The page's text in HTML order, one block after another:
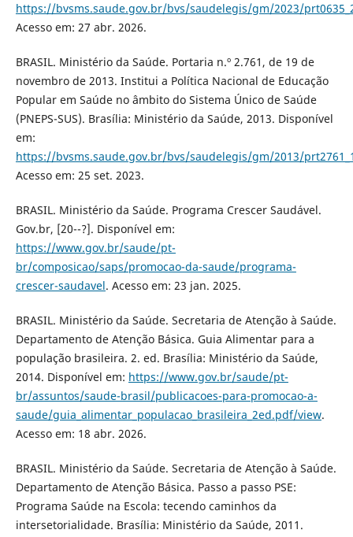
https://bvsms.saude.gov.br/bvs/saudelegis/gm/2023/
Acesso em: 27 abr. 2026.
BRASIL. Ministério da Saúde. Portaria n.º 2.761, de 19 de
novembro de 2013. Institui a Política Nacional de Educação
Popular em Saúde no âmbito do Sistema Único de Saúde
(PNEPS-SUS). Brasília: Ministério da Saúde, 2013. Disponível
em:
https://bvsms.saude.gov.br/bvs/saudelegis/gm/2013/
Acesso em: 25 set. 2023.
BRASIL. Ministério da Saúde. Programa Crescer Saudável.
Gov.br, [20--?]. Disponível em:
https://www.gov.br/saude/pt-
br/composicao/saps/promocao-da-saude/programa-
crescer-saudavel. Acesso em: 23 jan. 2025.
BRASIL. Ministério da Saúde. Secretaria de Atenção à Saúde.
Departamento de Atenção Básica. Guia Alimentar para a
população brasileira. 2. ed. Brasília: Ministério da Saúde,
2014. Disponível em: https://www.gov.br/saude/pt-
br/assuntos/saude-brasil/publicacoes-para-promocao-a-
saude/guia_alimentar_populacao_brasileira_2ed.pdf/view.
Acesso em: 18 abr. 2026.
BRASIL. Ministério da Saúde. Secretaria de Atenção à Saúde.
Departamento de Atenção Básica. Passo a passo PSE:
Programa Saúde na Escola: tecendo caminhos da
intersetorialidade. Brasília: Ministério da Saúde, 2011.